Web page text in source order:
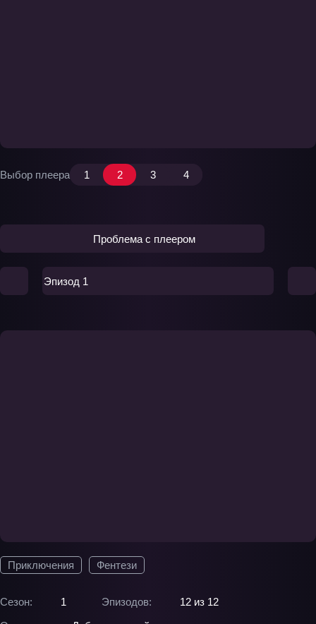
Приключения Фентези
Сезон: 1 Эпизодов:
12 из 12
Выбор плеера 1 2 3 4
Проблема с плеером
Эпизод 1